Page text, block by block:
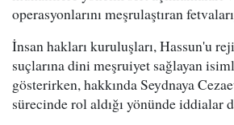
operasyonlarını meşrulaştıran
İnsan hakları kuruluşları, Hassun'u
suçlarına dini meşruiyet sağlayan
gösterirken, hakkında Seydnaya
sürecinde rol aldığı yönünde iddialar